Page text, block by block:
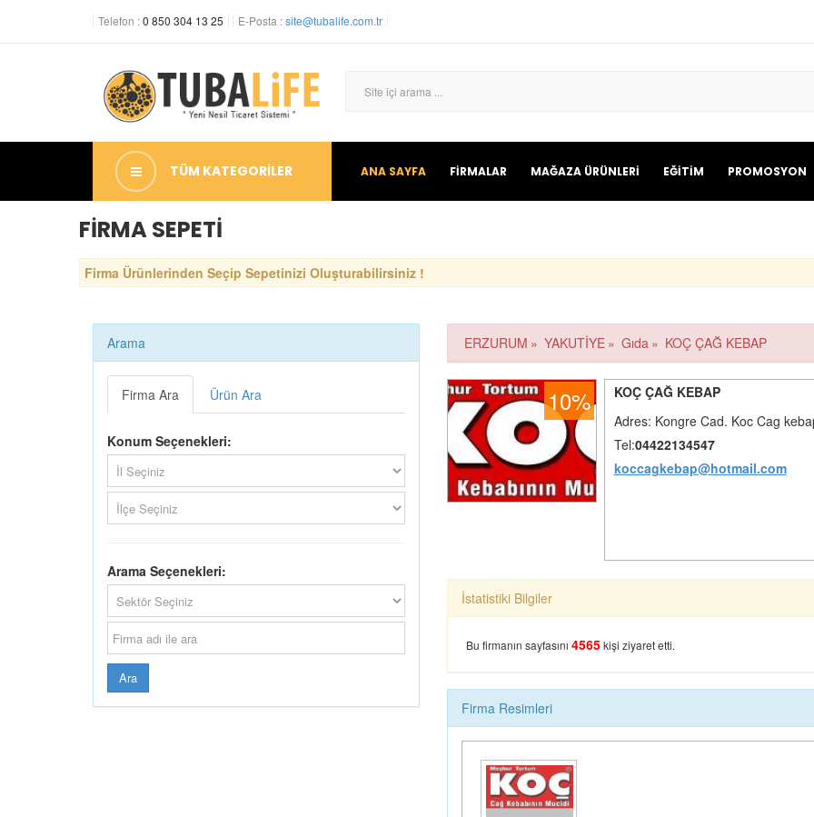
Telefon :0 850 304 13 25 E-Posta :site@tubalife.com.tr
TÜM KATEGORİLER ANA SAYFA FİRMALAR MAĞAZA ÜRÜNLERİ EĞİTİM PROMOSYON
FİRMA SEPETİ
Firma Ürünlerinden Seçip Sepetinizi Oluşturabilirsiniz !
Arama
Firma Ara Ürün Ara
Konum Seçenekleri:
Arama Seçenekleri:
Ara
ERZURUM » YAKUTİYE » Gıda » KOÇ ÇAĞ KEBAP
10%
KOÇ ÇAĞ KEBAP
Adres: Kongre Cad. Koc Cag
Tel:04422134547
koccagkebap@hotmail.com
İstatistiki Bilgiler
Bu firmanın sayfasını 4565kişi ziyaret etti.
Firma Resimleri